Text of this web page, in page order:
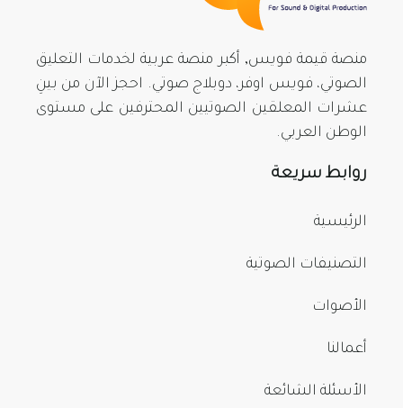
منصة قيمة فويس, أكبر منصة عربية لخدمات التعليق
الصوتي، فويس اوفر، دوبلاج صوتي. احجز الآن من بينِ
عشرات المعلقين الصوتيين المحترفين على مستوى
الوطن العربي.
روابط سريعة
الرئيسية
التصنيفات الصوتية
الأصوات
أعمالنا
الأسئلة الشائعة